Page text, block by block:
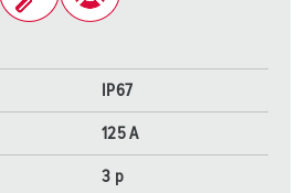
IP67
125 A
3 p